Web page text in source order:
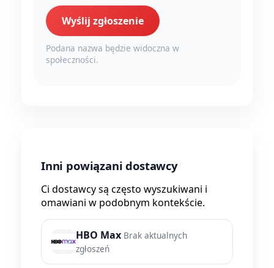
Wyślij zgłoszenie
Podana nazwa będzie widoczna w
społeczności.
Inni powiązani dostawcy
Ci dostawcy są często wyszukiwani i
omawiani w podobnym kontekście.
HBO Max Brak aktualnych
zgłoszeń